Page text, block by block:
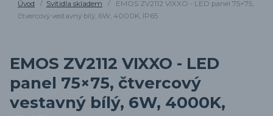
Úvod Svítidla skladem
EMOS ZV2112 VIXXO - LED panel 75×75,
čtvercový vestavný bílý, 6W, 4000K, IP65
EMOS ZV2112 VIXXO - LED
panel 75×75, čtvercový
vestavný bílý, 6W, 4000K,